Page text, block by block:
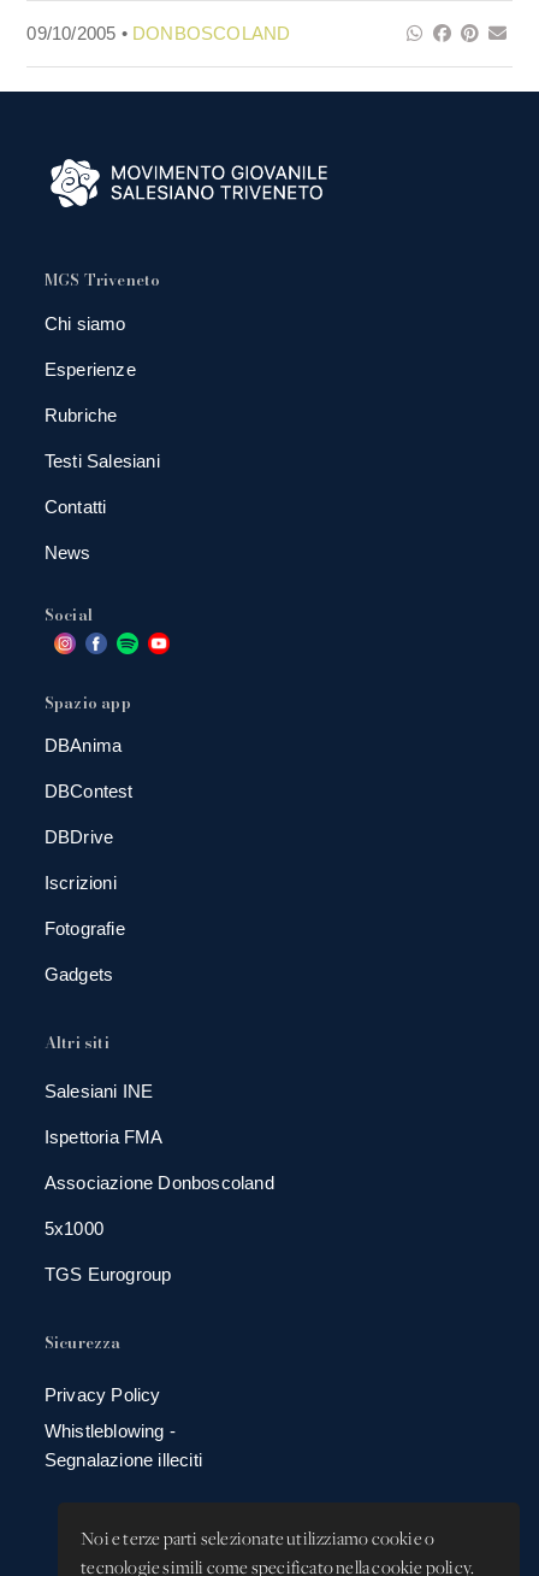
Noi e terze parti selezionate utilizziamo cookie o
tecnologie simili come specificato nella cookie policy.
09/10/2005 • DONBOSCOLAND
MGS Triveneto
Chi siamo
Esperienze
Rubriche
Testi Salesiani
Contatti
News
Social
Spazio app
DBAnima
DBContest
DBDrive
Iscrizioni
Fotografie
Gadgets
Altri siti
Salesiani INE
Ispettoria FMA
Associazione Donboscoland
5x1000
TGS Eurogroup
Sicurezza
Privacy Policy
Whistleblowing -
Segnalazione illeciti